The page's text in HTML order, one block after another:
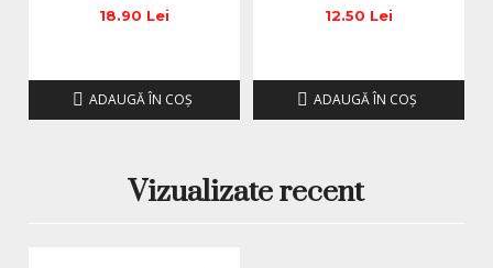
18.90 Lei
ADAUGĂ ÎN COŞ
12.50 Lei
ADAUGĂ ÎN COŞ
Vizualizate recent